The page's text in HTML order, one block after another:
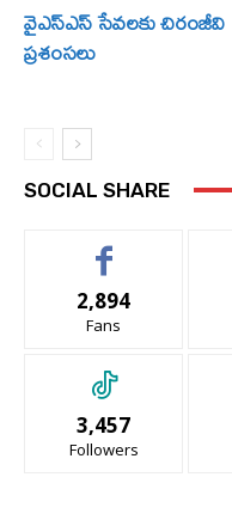
వైఎస్ఎస్ సేవలకు చిరంజీవి
ప్రశంసలు
SOCIAL SHARE
2,894
Fans
3,457
Followers